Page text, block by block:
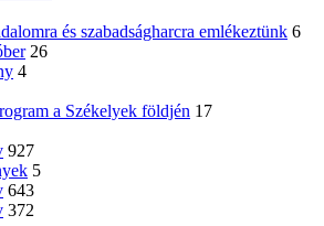
és szabadságharcra emlékeztünk 6
26
4
a Székelyek földjén 17
927
5
643
372